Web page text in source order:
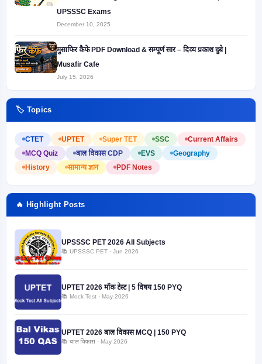
UPSSSC Exams
December 10, 2025
मुसाफिर कैफे PDF Download & सम्पूर्ण सार – दिव्य प्रकाश दुबे |
Musafir Cafe
July 15, 2026
🏷️ Topics
CTET UPTET Super TET SSC
Current Affairs
MCQ Quiz
बाल विकास CDP EVS
Geography
History
सामान्य ज्ञान PDF Notes
🔥 Highlight Posts
UPSSSC PET 2026 All Subjects
📚 UPSSSC PET · Jun 2026
UPTET 2026 मॉक टेस्ट | 5 विषय 150 PYQ
📚 Mock Test · May 2026
UPTET 2026 बाल विकास MCQ | 150 PYQ
📚 बाल विकास · May 2026